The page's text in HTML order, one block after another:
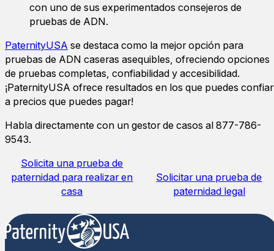
con uno de sus experimentados consejeros de
pruebas de ADN.
PaternityUSA se destaca como la mejor opción para
pruebas de ADN caseras asequibles, ofreciendo opciones
de pruebas completas, confiabilidad y accesibilidad.
¡PaternityUSA ofrece resultados en los que puedes confiar
a precios que puedes pagar!
Habla directamente con un gestor de casos al 877-786-
9543.
Solicita una prueba de
paternidad para realizar en
casa
Solicitar una prueba de
paternidad legal